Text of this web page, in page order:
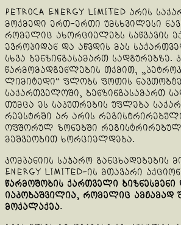
Petroca Energy Limited არის
მოქმედი ერთ-ერთი უმსხვილესი
რომელიც ახორციელებს საწვავის
ევროპიდან და აწვდის მას
სხვა ბენზინგასამართ სადგურებზე.
წარმომადგენლების თქმით,
ლიმიტედი“ ფლობს ფოთის
საქართველოში, ბენზინგასამართ
თუმცა ეს საკუთრების უფლება
რეესტრში არ არის
ოფშორულ ზონებში
მეშვეობით ხორციელდება.
კომპანიის საჯარო განცხადებების
Energy Limited-ის მთავარი
წარმოშობის ქართველი ბიზნესმენი
იაკობაშვილია, რომელიც ამჟამად
მოქალაქეა.